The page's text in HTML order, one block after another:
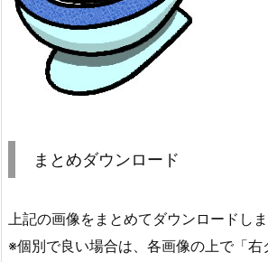
まとめダウンロード
上記の画像をまとめてダウンロードしま
※個別で良い場合は、各画像の上で「右